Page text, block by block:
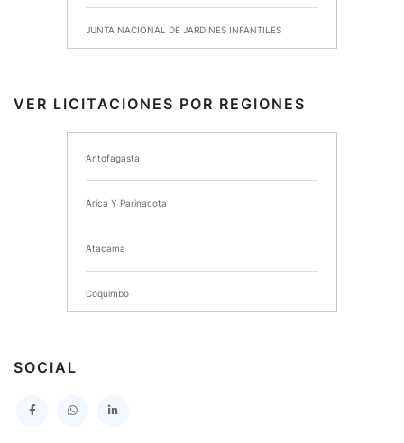
JUNTA NACIONAL DE JARDINES INFANTILES
I MUNICIPALIDAD DE CHIMBARONGO
INSTITUTO NACIONAL DE DEPORTES DE CHILE
SERVICIO DE SALUD DEL MAULE HOSPITAL DE
TALCA
I MUNICIPALIDAD DE PROVIDENCIA
SERVICIO DE SALUD TALCAHUANO HOSPITAL DE
VER LICITACIONES POR REGIONES
Antofagasta
Arica Y Parinacota
Atacama
Coquimbo
SOCIAL